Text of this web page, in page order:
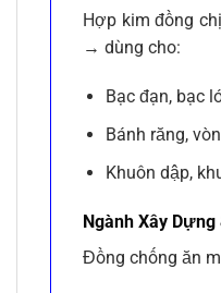
Hợp kim đồng
→ dùng cho:
Bạc đạn, bạc
Bánh răng,
Khuôn dập,
Ngành Xây
Đồng chống ăn